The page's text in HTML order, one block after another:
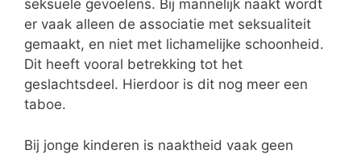
seksuele gevoelens. Bij mannelijk naakt wordt
er vaak alleen de associatie met seksualiteit
gemaakt, en niet met lichamelijke schoonheid.
Dit heeft vooral betrekking tot het
geslachtsdeel. Hierdoor is dit nog meer een
taboe.
Bij jonge kinderen is naaktheid vaak geen